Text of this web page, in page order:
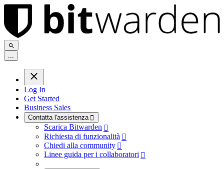
...
Log In
Get Started
Business Sales
Contatta l'assistenza 
Scarica Bitwarden 
Richiesta di funzionalità 
Chiedi alla community 
Linee guida per i collaboratori 